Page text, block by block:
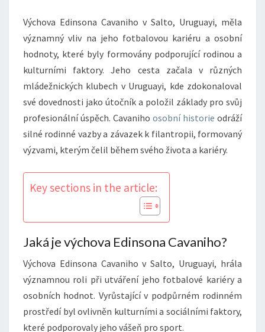
Výchova Edinsona Cavaniho v Salto, Uruguayi, měla
významný vliv na jeho fotbalovou kariéru a osobní
hodnoty, které byly formovány podporující rodinou a
kulturními faktory. Jeho cesta začala v různých
mládežnických klubech v Uruguayi, kde zdokonaloval
své dovednosti jako útočník a položil základy pro svůj
profesionální úspěch. Cavaniho osobní historie odráží
silné rodinné vazby a závazek k filantropii, formovaný
výzvami, kterým čelil během svého života a kariéry.
Key sections in the article:
Jaká je výchova Edinsona Cavaniho?
Výchova Edinsona Cavaniho v Salto, Uruguayi, hrála
významnou roli při utváření jeho fotbalové kariéry a
osobních hodnot. Vyrůstající v podpůrném rodinném
prostředí byl ovlivněn kulturními a sociálními faktory,
které podporovaly jeho vášeň pro sport.